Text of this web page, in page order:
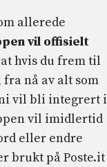
allerede
vil offisielt
hvis du frem til
nå av alt som
vil bli integrert i
vil imidlertid
eller endre
brukt på Poste.it